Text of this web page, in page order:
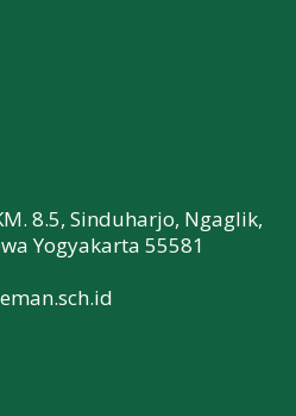
8.5, Sinduharjo, Ngaglik,
Yogyakarta 55581